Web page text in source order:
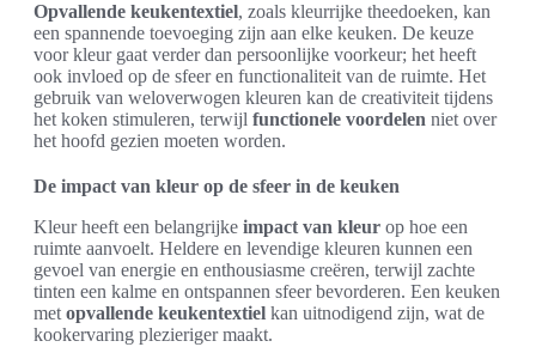
Opvallende keukentextiel, zoals kleurrijke theedoeken, kan
een spannende toevoeging zijn aan elke keuken. De keuze
voor kleur gaat verder dan persoonlijke voorkeur; het heeft
ook invloed op de sfeer en functionaliteit van de ruimte. Het
gebruik van weloverwogen kleuren kan de creativiteit tijdens
het koken stimuleren, terwijl functionele voordelen niet over
het hoofd gezien moeten worden.
De impact van kleur op de sfeer in de keuken
Kleur heeft een belangrijke impact van kleur op hoe een
ruimte aanvoelt. Heldere en levendige kleuren kunnen een
gevoel van energie en enthousiasme creëren, terwijl zachte
tinten een kalme en ontspannen sfeer bevorderen. Een keuken
met opvallende keukentextiel kan uitnodigend zijn, wat de
kookervaring plezieriger maakt.